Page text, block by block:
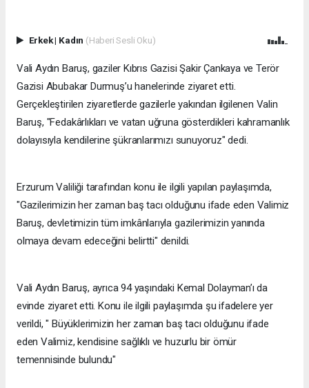
Erkek| Kadın (Haberi Sesli Oku)
Vali Aydın Baruş, gaziler Kıbrıs Gazisi Şakir Çankaya ve Terör
Gazisi Abubakar Durmuş’u hanelerinde ziyaret etti.
Gerçekleştirilen ziyaretlerde gazilerle yakından ilgilenen Valin
Baruş, "Fedakârlıkları ve vatan uğruna gösterdikleri kahramanlık
dolayısıyla kendilerine şükranlarımızı sunuyoruz" dedi.
Erzurum Valiliği tarafından konu ile ilgili yapılan paylaşımda,
"Gazilerimizin her zaman baş tacı olduğunu ifade eden Valimiz
Baruş, devletimizin tüm imkânlarıyla gazilerimizin yanında
olmaya devam edeceğini belirtti" denildi.
Vali Aydın Baruş, ayrıca 94 yaşındaki Kemal Dolayman’ı da
evinde ziyaret etti. Konu ile ilgili paylaşımda şu ifadelere yer
verildi, " Büyüklerimizin her zaman baş tacı olduğunu ifade
eden Valimiz, kendisine sağlıklı ve huzurlu bir ömür
temennisinde bulundu"